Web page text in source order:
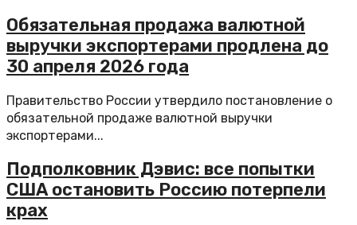
Обязательная продажа валютной
выручки экспортерами продлена до
30 апреля 2026 года
Правительство России утвердило постановление о
обязательной продаже валютной выручки
экспортерами...
Подполковник Дэвис: все попытки
США остановить Россию потерпели
крах